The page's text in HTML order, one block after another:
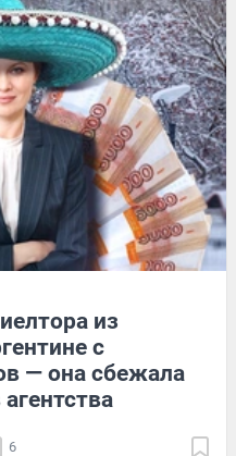
из
с
— она сбежала
6